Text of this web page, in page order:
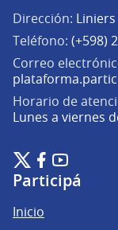
Dirección:
Teléfono: (+598)
Correo
Horario de
Lunes a viernes
Plataforma de
(Enlace externo)
Plataforma de
(Enlace externo)
Plataforma
(Enlace
Participá
Inicio